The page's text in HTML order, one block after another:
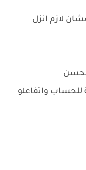
لازم انزل
محسن
للحساب واتفاعلو